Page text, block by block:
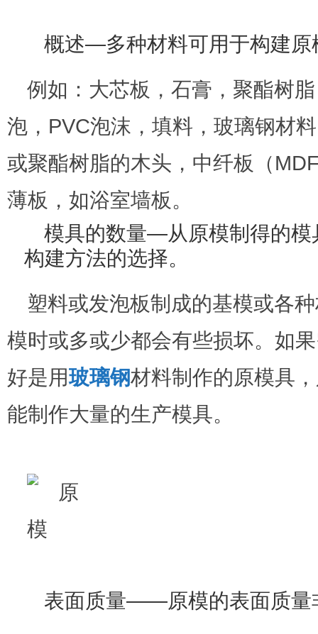
概述—多种材料可用于构建原
例如：大芯板，石膏，聚酯树
泡，PVC泡沫，填料，玻璃钢材
或聚酯树脂的木头，中纤板（
薄板，如浴室墙板。
模具的数量—从原模制得的模
构建方法的选择。
塑料或发泡板制成的基模或各
模时或多或少都会有些损坏。如
好是用玻璃钢材料制作的原模具
能制作大量的生产模具。
表面质量——原模的表面质量